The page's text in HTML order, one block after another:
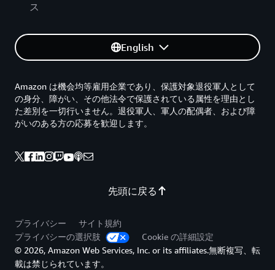
ス
English
先頭に戻る
Amazon は機会均等雇用企業であり、保護対象退役軍人として
の身分、障がい、その他法令で保護されている属性を理由とし
た差別を一切行いません。退役軍人、軍人の配偶者、および障
がいのある方の応募を歓迎します。
プライバシー
サイト規約
プライバシーの選択肢
Cookie の詳細設定
© 2026, Amazon Web Services, Inc. or its affiliates.無断複写、転
載は禁じられています。